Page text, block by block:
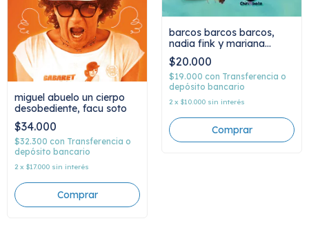
miguel abuelo un cierpo
desobediente, facu soto
$34.000
$32.300 con Transferencia o
depósito bancario
2 x $17.000 sin interés
barcos barcos barcos,
nadia fink y mariana
ardanaz
$20.000
$19.000 con Transferencia o
depósito bancario
2 x $10.000 sin interés